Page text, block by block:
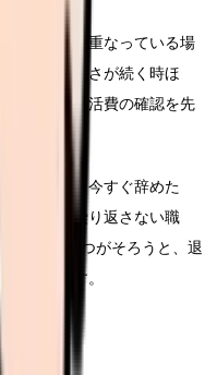
体調悪化と重なっている場
ます。つらさが続く時ほ
相談先、生活費の確認を先
る時は、「今すぐ辞めた
る条件、繰り返さない職
い。この3つがそろうと、退
くなります。
注意